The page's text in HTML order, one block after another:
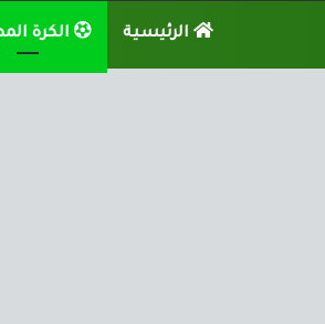
الرئيسية الكرة